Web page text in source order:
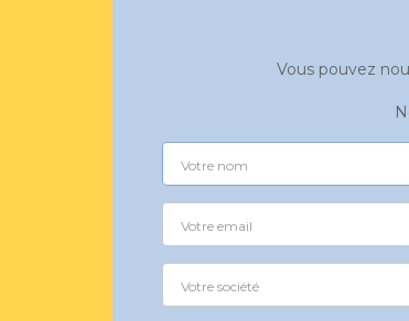
Vous pouvez